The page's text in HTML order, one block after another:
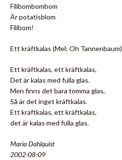
Filibombombom
Är potatisblom
Filibom!
Ett kräftkalas (Mel: Oh Tannenbaum)
Ett kräftkalas, ett kräftkalas,
Det är kalas med fulla glas.
Men finns det bara tomma glas,
Så är det inget kräftkalas.
Ett kräftkalas, ett kräftkalas,
det är kalas med fulla glas.
Maria Dahlquist
2002-08-09